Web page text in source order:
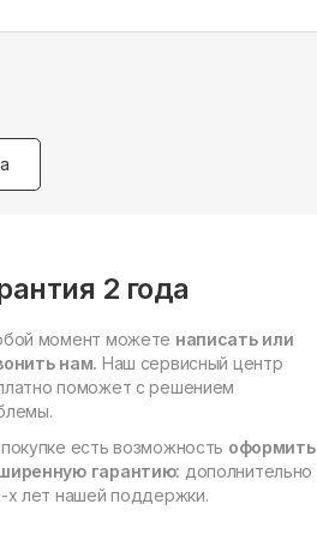
2 года
момент можете написать или
нам. Наш сервисный центр
поможет с решением
есть возможность оформить
гарантию: дополнительно
х лет нашей поддержки.